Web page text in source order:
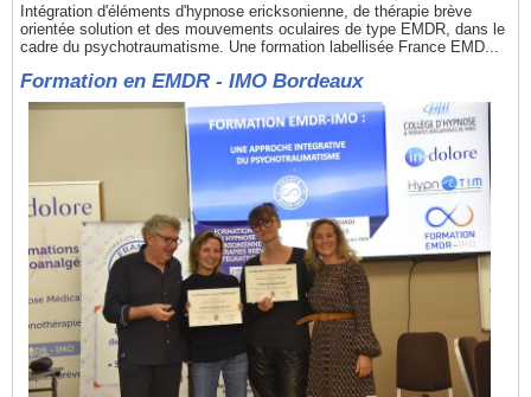
Intégration d'éléments d'hypnose ericksonienne, de thérapie brève
orientée solution et des mouvements oculaires de type EMDR, dans le
cadre du psychotraumatisme. Une formation labellisée France EMD...
Formation en EMDR - IMO Bordeaux